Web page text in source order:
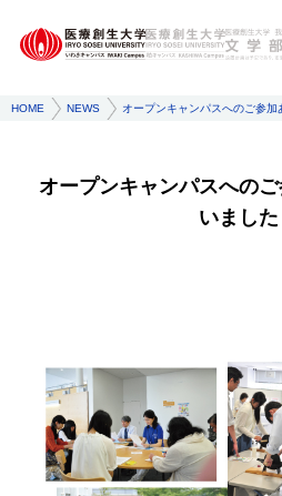
HOME NEWS オープンキャンパスへのご参加
オープンキャンパスへの
いました